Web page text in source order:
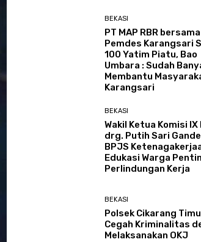
BEKASI
PT MAP RBR bersama
Pemdes Karangsari
100 Yatim Piatu, Bao
Umbara : Sudah
Membantu
Karangsari
BEKASI
Wakil Ketua Komisi IX
drg. Putih Sari
BPJS
Edukasi Warga
Perlindungan Kerja
BEKASI
Polsek Cikarang
Cegah Kriminalitas
Melaksanakan OKJ